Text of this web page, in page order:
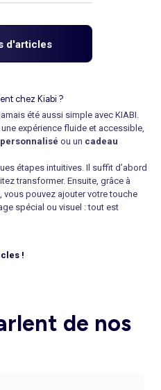
d'articles
chez Kiabi ?
jamais été aussi simple avec KIABI.
expérience fluide et accessible,
ou un cadeau
étapes intuitives. Il suffit d’abord
transformer. Ensuite, grâce à
vous pouvez ajouter votre touche
spécial ou visuel : tout est
pour une liberté totale. Enfin,
?
sur la diversité des produits
!
de nos